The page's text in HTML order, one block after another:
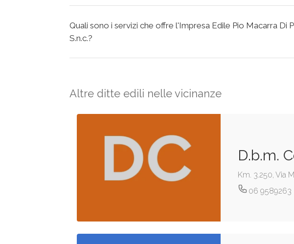
Quali sono i servizi che offre l'Impresa Edile Pio Macarra Di
S.n.c.?
Altre ditte edili nelle vicinanze
D.b.m.
Km. 3.250, Via
06 9589263